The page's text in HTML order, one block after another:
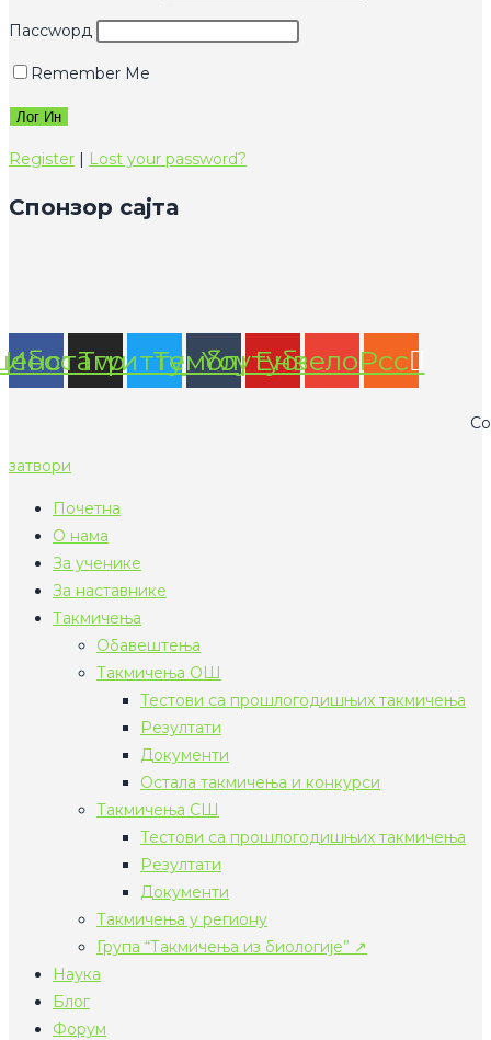
Пассwорд
Remember Me
Register Lost your password?
Спонзор сајта
Инстаграм
ТwиттерТумблр
Yоутубе
Енвелопе
Рсс
затвори
Почетна
О нама
За ученике
За наставнике
Такмичења
Обавештења
Такмичења ОШ
Тестови са прошлогодишњих такмичења
Резултати
Документи
Остала такмичења и конкурси
Такмичења СШ
Тестови са прошлогодишњих такмичења
Резултати
Документи
Такмичења у региону
Група “Такмичења из биологије” ↗
Наука
Блог
Форум